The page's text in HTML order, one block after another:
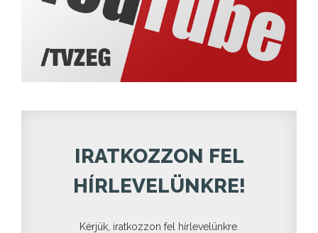
IRATKOZZON FEL
HÍRLEVELÜNKRE!
Kérjük, iratkozzon fel hírlevelünkre.